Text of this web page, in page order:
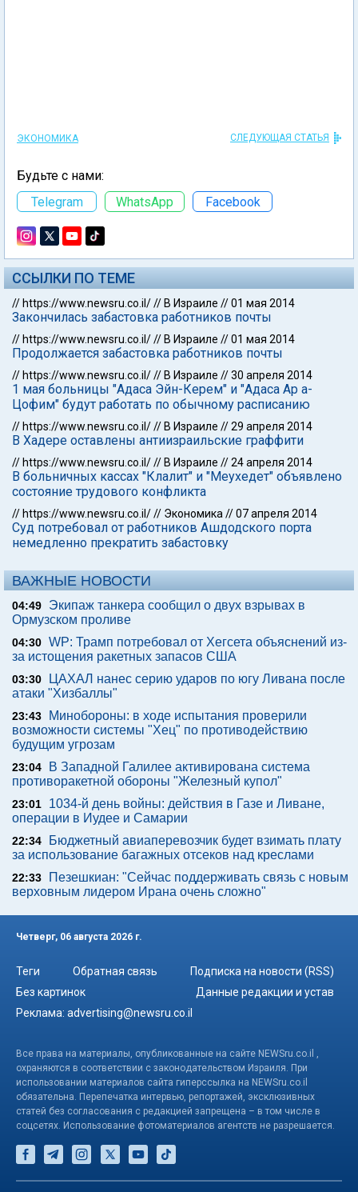
ЭКОНОМИКА СЛЕДУЮЩАЯ СТАТЬЯ
Будьте с нами:
Telegram
WhatsApp Facebook
ССЫЛКИ ПО ТЕМЕ
// https://www.newsru.co.il/// В Израиле //01 мая 2014
Закончилась забастовка работников почты
// https://www.newsru.co.il/// В Израиле //01 мая 2014
Продолжается забастовка работников почты
// https://www.newsru.co.il/// В Израиле //30 апреля 2014
1 мая больницы "Адаса Эйн-Керем" и "Адаса Ар а-
Цофим" будут работать по обычному расписанию
// https://www.newsru.co.il/// В Израиле //29 апреля 2014
В Хадере оставлены антиизраильские граффити
// https://www.newsru.co.il/// В Израиле //24 апреля 2014
В больничных кассах "Клалит" и "Меухедет" объявлено
состояние трудового конфликта
// https://www.newsru.co.il/// Экономика //07 апреля 2014
Суд потребовал от работников Ашдодского порта
немедленно прекратить забастовку
ВАЖНЫЕ НОВОСТИ
04:49
Экипаж танкера сообщил о двух взрывах в
Ормузском проливе
04:30 WP: Трамп потребовал от Хегсета объяснений из-
за истощения ракетных запасов США
03:30
ЦАХАЛ нанес серию ударов по югу Ливана после
атаки "Хизбаллы"
23:43
Минобороны: в ходе испытания проверили
возможности системы "Хец" по противодействию
будущим угрозам
23:04
В Западной Галилее активирована система
противоракетной обороны "Железный купол"
23:01
1034-й день войны: действия в Газе и Ливане,
операции в Иудее и Самарии
22:34
Бюджетный авиаперевозчик будет взимать плату
за использование багажных отсеков над креслами
22:33
Пезешкиан: "Сейчас поддерживать связь с новым
верховным лидером Ирана очень сложно"
Четверг, 06 августа 2026 г.
Теги Обратная связь
Подписка на новости (RSS)
Без картинок
Данные редакции и устав
Реклама: advertising@newsru.co.il
Все права на материалы, опубликованные на сайте NEWSru.co.il ,
охраняются в соответствии с законодательством Израиля. При
использовании материалов сайта гиперссылка на NEWSru.co.il
обязательна. Перепечатка интервью, репортажей, эксклюзивных
статей без согласования с редакцией запрещена – в том числе в
соцсетях. Использование фотоматериалов агентств не разрешается.